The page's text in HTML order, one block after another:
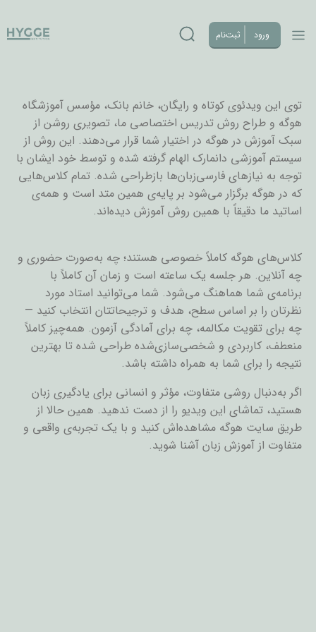
ثبت‌نام ورود
توی این ویدئوی کوتاه و رایگان، خانم بانک، مؤسس آموزشگاه
هوگه و طراح روش تدریس اختصاصی ما، تصویری روشن از
سبک آموزش در هوگه در اختیار شما قرار می‌دهند. این روش از
سیستم آموزشی دانمارک الهام گرفته شده و توسط خود ایشان با
توجه به نیازهای فارسی‌زبان‌ها بازطراحی شده. تمام کلاس‌هایی
که در هوگه برگزار می‌شود بر پایه‌ی همین متد است و همه‌ی
اساتید ما دقیقاً با همین روش آموزش دیده‌اند.
کلاس‌های هوگه کاملاً خصوصی هستند؛ چه به‌صورت حضوری و
چه آنلاین. هر جلسه یک ساعته است و زمان آن کاملاً با
برنامه‌ی شما هماهنگ می‌شود. شما می‌توانید استاد مورد
نظرتان را بر اساس سطح، هدف و ترجیحاتتان انتخاب کنید —
چه برای تقویت مکالمه، چه برای آمادگی آزمون. همه‌چیز کاملاً
منعطف، کاربردی و شخصی‌سازی‌شده طراحی شده تا بهترین
نتیجه را برای شما به همراه داشته باشد.
اگر به‌دنبال روشی متفاوت، مؤثر و انسانی برای یادگیری زبان
هستید، تماشای این ویدیو را از دست ندهید. همین حالا از
طریق سایت هوگه مشاهده‌اش کنید و با یک تجربه‌ی واقعی و
متفاوت از آموزش زبان آشنا شوید.